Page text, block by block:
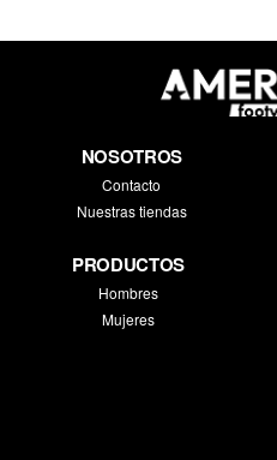
NOSOTROS
Contacto
Nuestras tiendas
PRODUCTOS
Hombres
Mujeres